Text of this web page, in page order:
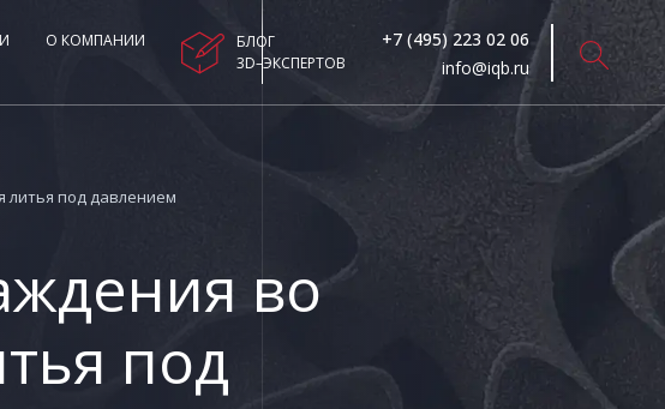
О КОМПАНИИ
БЛОГ
3D–ЭКСПЕРТОВ
+7 (495) 223 02 06
info@iqb.ru
литья под давлением
во
под